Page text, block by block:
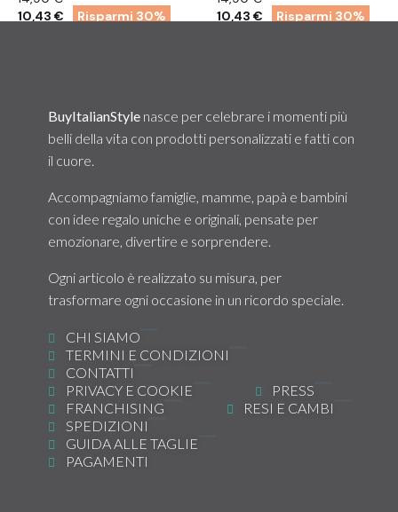
10,43 €
Risparmi 30%
10,43 €
Risparmi 30%
BuyItalianStyle nasce per celebrare i momenti più
belli della vita con prodotti personalizzati e fatti con
il cuore.
Accompagniamo famiglie, mamme, papà e bambini
con idee regalo uniche e originali, pensate per
emozionare, divertire e sorprendere.
Ogni articolo è realizzato su misura, per
trasformare ogni occasione in un ricordo speciale.
CHI SIAMO
TERMINI E CONDIZIONI
CONTATTI
PRIVACY E COOKIE
PRESS
FRANCHISING
RESI E CAMBI
SPEDIZIONI
GUIDA ALLE TAGLIE
PAGAMENTI